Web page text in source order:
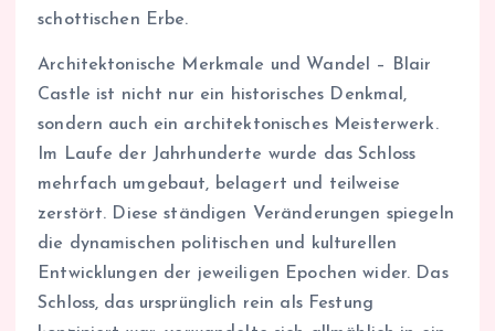
schottischen Erbe.
Architektonische Merkmale und Wandel – Blair
Castle ist nicht nur ein historisches Denkmal,
sondern auch ein architektonisches Meisterwerk.
Im Laufe der Jahrhunderte wurde das Schloss
mehrfach umgebaut, belagert und teilweise
zerstört. Diese ständigen Veränderungen spiegeln
die dynamischen politischen und kulturellen
Entwicklungen der jeweiligen Epochen wider. Das
Schloss, das ursprünglich rein als Festung